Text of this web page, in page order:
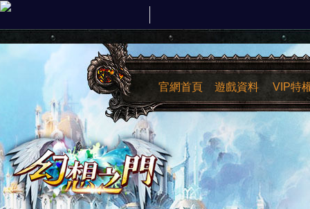
官網首頁 遊戲資料 VIP特